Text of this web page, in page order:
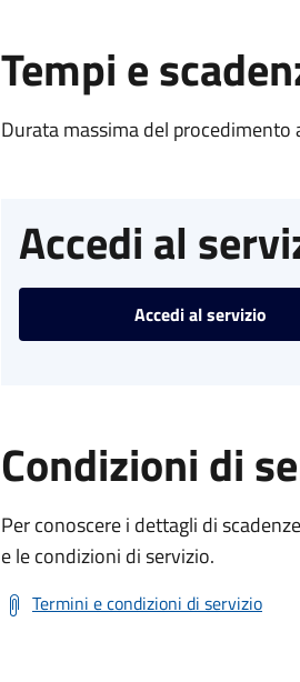
Tempi e
Durata massima del
Accedi al
Accedi al servizio
Condizioni di
Per conoscere i dettagli di
e le condizioni di servizio.
Termini e condizioni di servizio